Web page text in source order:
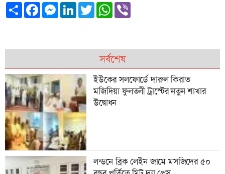
ShareFacebookMessenger
LinkedInTwitterWhatsApp
সর্বশেষ
ইউকের সলফোর্ডে দারুল কিরাত
মজিদিয়া ফুলতলী ট্রাস্টের নতুন শাখার
উদ্বোধন
লন্ডনে ব্রিক লেইন জামে মসজিদের ৫০